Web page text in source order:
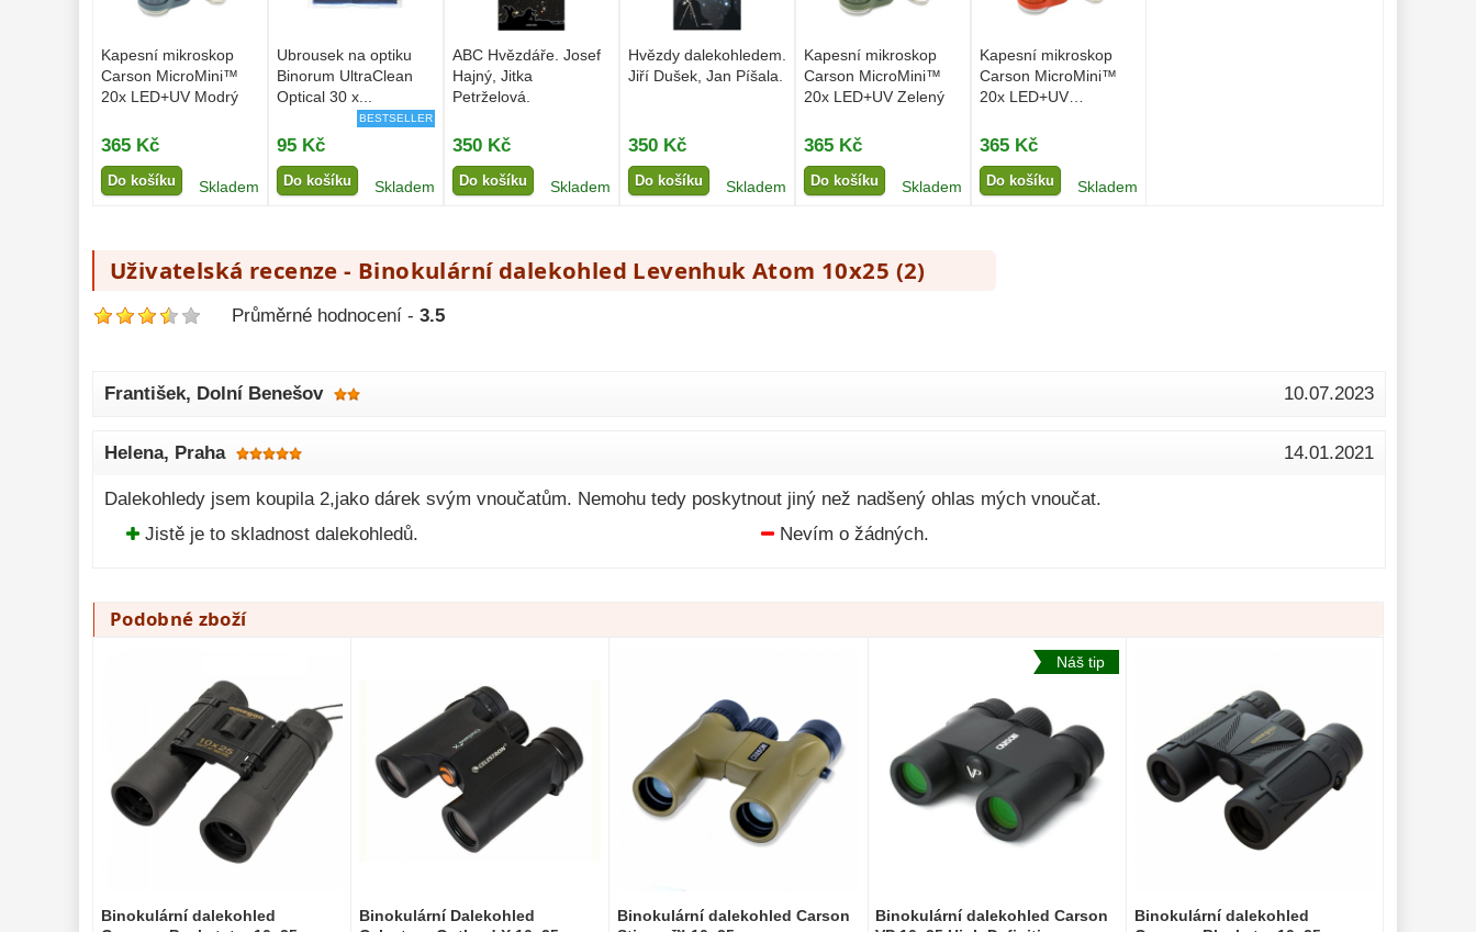
Kapesní mikroskop
Carson MicroMini™
20x LED+UV Modrý
365 Kč
Do košíku Skladem
Ubrousek na optiku
Binorum UltraClean
Optical 30 x...
BESTSELLER
95 Kč
Do košíku Skladem
ABC Hvězdáře. Josef
Hajný, Jitka
Petrželová.
350 Kč
Do košíku Skladem
Hvězdy dalekohledem.
Jiří Dušek, Jan Píšala.
350 Kč
Do košíku Skladem
Kapesní mikroskop
Carson MicroMini™
20x LED+UV Zelený
365 Kč
Do košíku Skladem
Kapesní mikroskop
Carson MicroMini™
20x LED+UV
365 Kč
Do košíku Skladem
Uživatelská recenze - Binokulární dalekohled Levenhuk Atom 10x25 (2)
Průměrné hodnocení - 3.5
František, Dolní Benešov 10.07.2023
Helena, Praha 14.01.2021
Dalekohledy jsem koupila 2,jako dárek svým vnoučatům. Nemohu tedy poskytnout jiný než nadšený ohlas mých vnoučat.
Jistě je to skladnost dalekohledů.
Nevím o žádných.
Podobné zboží
Binokulární dalekohled
Binokulární Dalekohled
Binokulární dalekohled Carson
Náš tip
Binokulární dalekohled Carson
Binokulární dalekohled